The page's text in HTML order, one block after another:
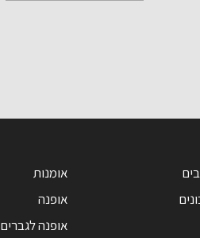
אומנות
אופנה
אופנה לגברים